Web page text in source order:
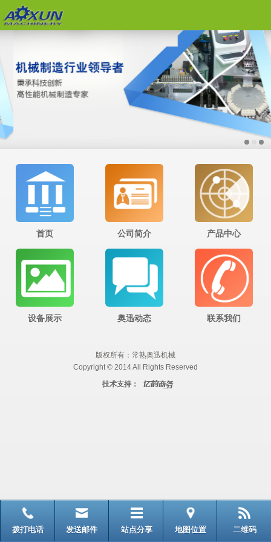
首页 公司简介 产品中心
设备展示 奥迅动态 联系我们
版权所有：常熟奥迅机械
Copyright © 2014 All Rights Reserved
技术支持：
拨打电话 发送邮件 站点分享 地图位置 二维码